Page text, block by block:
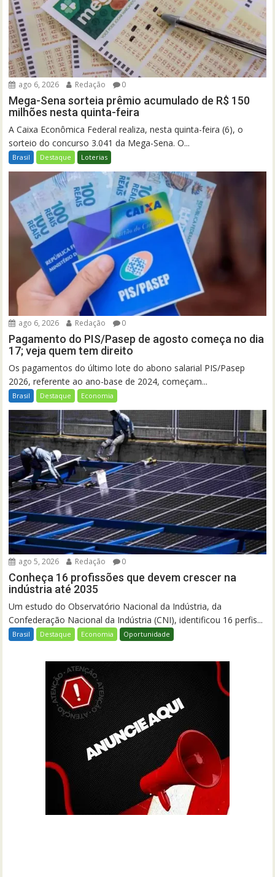
ago 6, 2026 Redação 0
Mega-Sena sorteia prêmio acumulado de R$ 150
milhões nesta quinta-feira
A Caixa Econômica Federal realiza, nesta quinta-feira (6), o
sorteio do concurso 3.041 da Mega-Sena. O...
Brasil Destaque Loterias
ago 6, 2026 Redação 0
Pagamento do PIS/Pasep de agosto começa no dia
17; veja quem tem direito
Os pagamentos do último lote do abono salarial PIS/Pasep
2026, referente ao ano-base de 2024, começam...
Brasil Destaque Economia
ago 5, 2026 Redação 0
Conheça 16 profissões que devem crescer na
indústria até 2035
Um estudo do Observatório Nacional da Indústria, da
Confederação Nacional da Indústria (CNI), identificou 16 perfis...
Brasil Destaque Economia Oportunidade